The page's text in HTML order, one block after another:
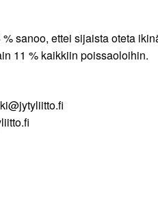
sanoo, ettei sijaista oteta
11 % kaikkiin poissaoloihin.